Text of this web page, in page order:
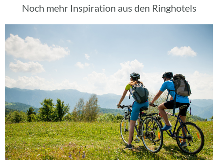
Noch mehr Inspiration aus den Ringhotels